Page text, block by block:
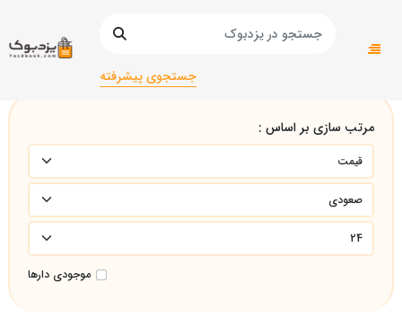
جستجوی پیشرفته
صفحه اصلی
مرتب سازی بر اساس :
موجودی دارها